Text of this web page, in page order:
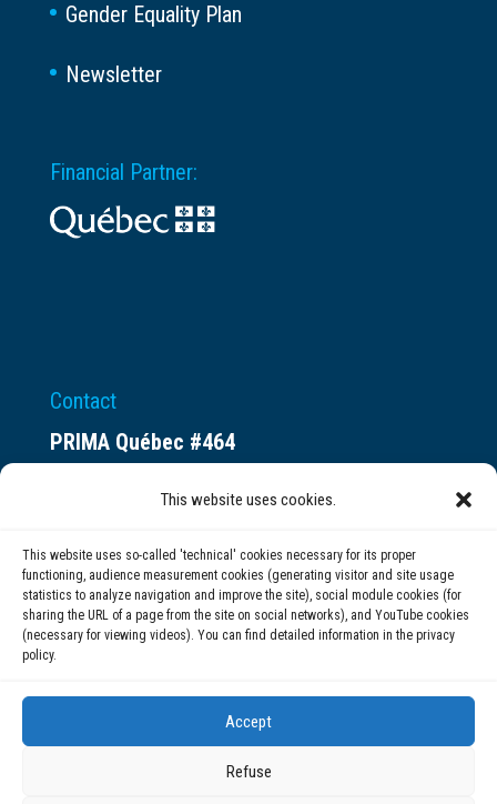
This website uses cookies.
This website uses so-called 'technical' cookies necessary for its proper
functioning, audience measurement cookies (generating visitor and site usage
statistics to analyze navigation and improve the site), social module cookies (for
sharing the URL of a page from the site on social networks), and YouTube cookies
(necessary for viewing videos). You can find detailed information in the privacy
policy.
Accept
Refuse
Gender Equality Plan
Newsletter
Financial Partner:
Contact
PRIMA Québec #464
Montréal (QC) H3C 0B4
(514) 284-0211